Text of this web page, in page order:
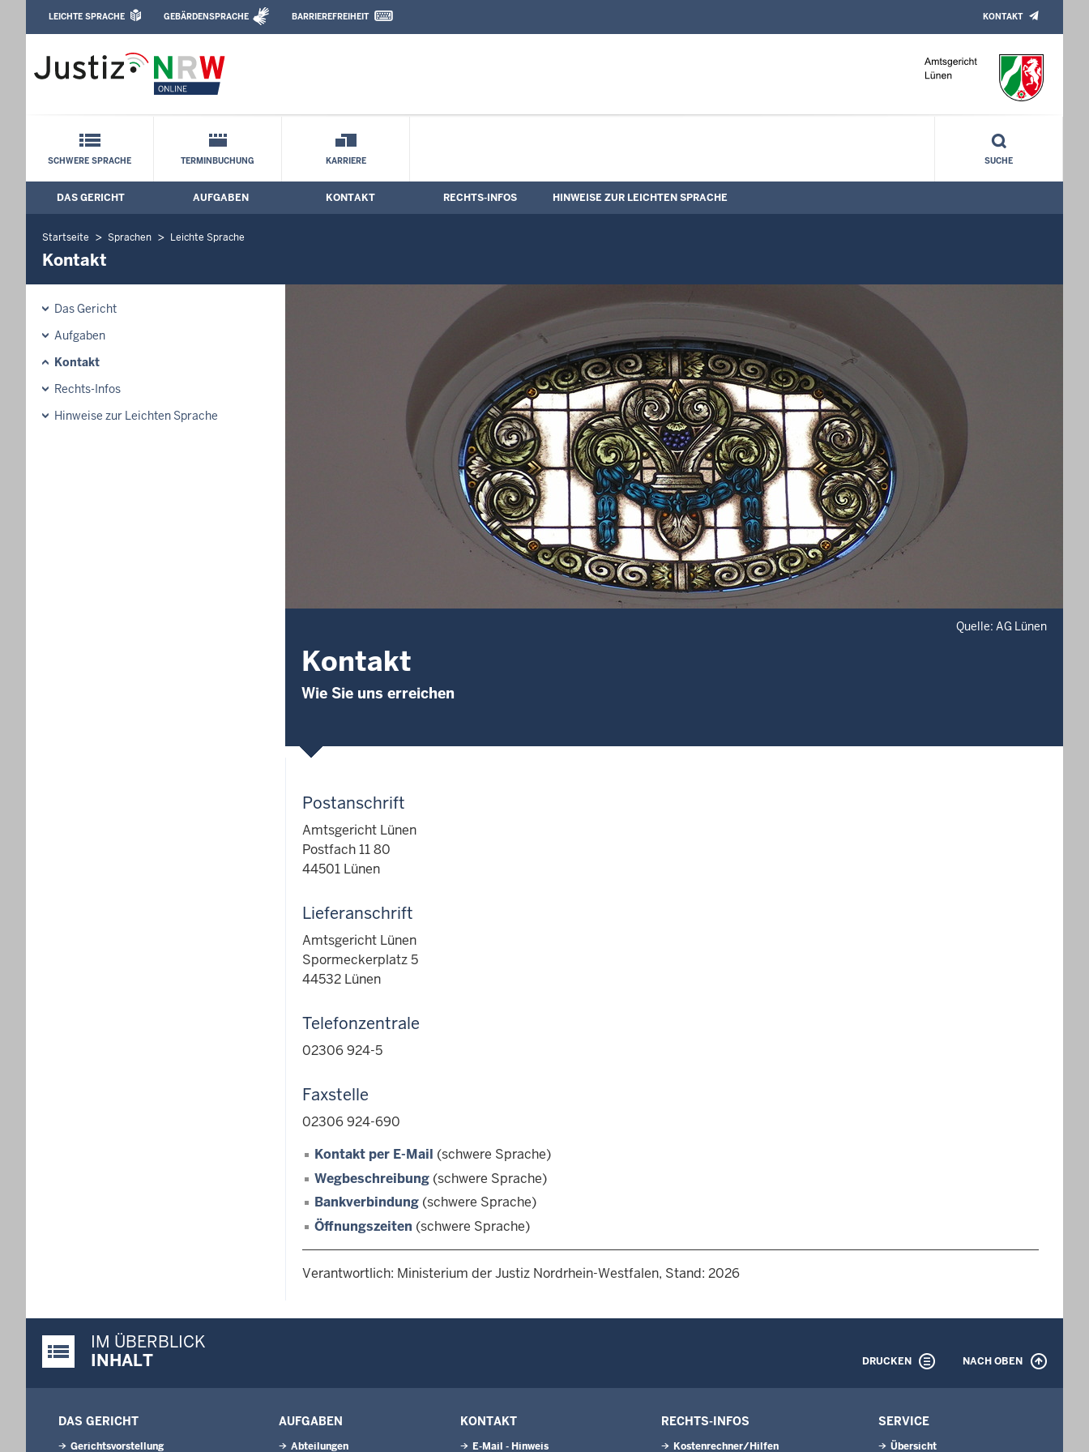
Amtsgericht Lünen: Kontakt
Leichte Sprache, Gebärdensprachenvideo und Kontaktformular
LEICHTE SPRACHE GEBÄRDENSPRACHE BARRIEREFREIHEIT KONTAKT
Schnellnavigation mit Volltext-Suche
SCHWERE SPRACHE TERMINBUCHUNG KARRIERE SUCHE
Hauptmenü: Hauptnavigation
DAS GERICHT AUFGABEN KONTAKT RECHTS-INFOS HINWEISE ZUR LEICHTEN SPRACHE
Startseite Sprachen Leichte Sprache
Kontakt
Das Gericht
Aufgaben
Kontakt
Rechts-Infos
Hinweise zur Leichten Sprache
Quelle: AG Lünen
Kontakt
Wie Sie uns erreichen
Postanschrift
Amtsgericht Lünen
Postfach 11 80
44501 Lünen
Lieferanschrift
Amtsgericht Lünen
Spormeckerplatz 5
44532 Lünen
Telefonzentrale
02306 924-5
Faxstelle
02306 924-690
Kontakt per E-Mail (schwere Sprache)
Wegbeschreibung (schwere Sprache)
Bankverbindung (schwere Sprache)
Öffnungszeiten (schwere Sprache)
Verantwortlich: Ministerium der Justiz Nordrhein-Westfalen, Stand: 2026
Justiz-Portal im Überblick:
IM ÜBERBLICK
INHALT
DRUCKEN NACH OBEN
DAS GERICHT
Gerichtsvorstellung
AUFGABEN
Abteilungen
KONTAKT
E-Mail - Hinweis
RECHTS-INFOS
Kostenrechner/Hilfen
SERVICE
Übersicht